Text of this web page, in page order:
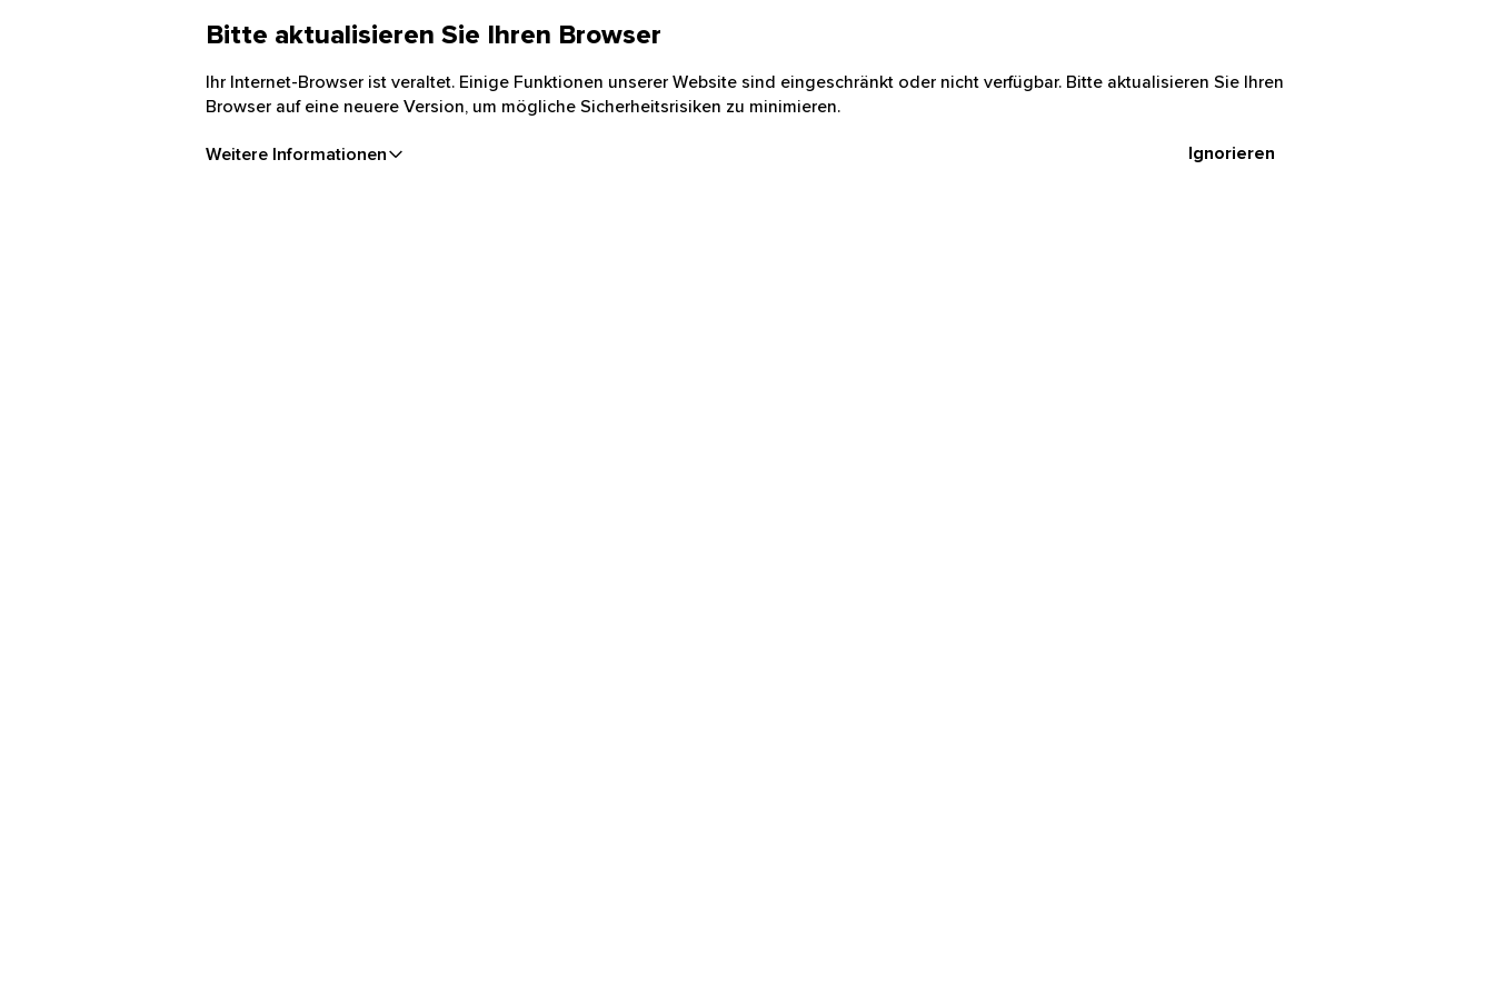
Bitte aktualisieren Sie Ihren Browser
Ihr Internet-Browser ist veraltet. Einige Funktionen unserer Website sind eingeschränkt oder nicht verfügbar. Bitte aktualisieren Sie Ihren
Browser auf eine neuere Version, um mögliche Sicherheitsrisiken zu minimieren.
Weitere Informationen Ignorieren